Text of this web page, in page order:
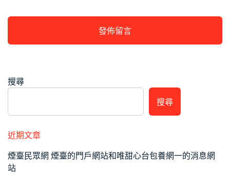
搜尋
搜尋
近期文章
煙臺民眾網 煙臺的門戶網站和唯甜心台包養網一的消息網
站